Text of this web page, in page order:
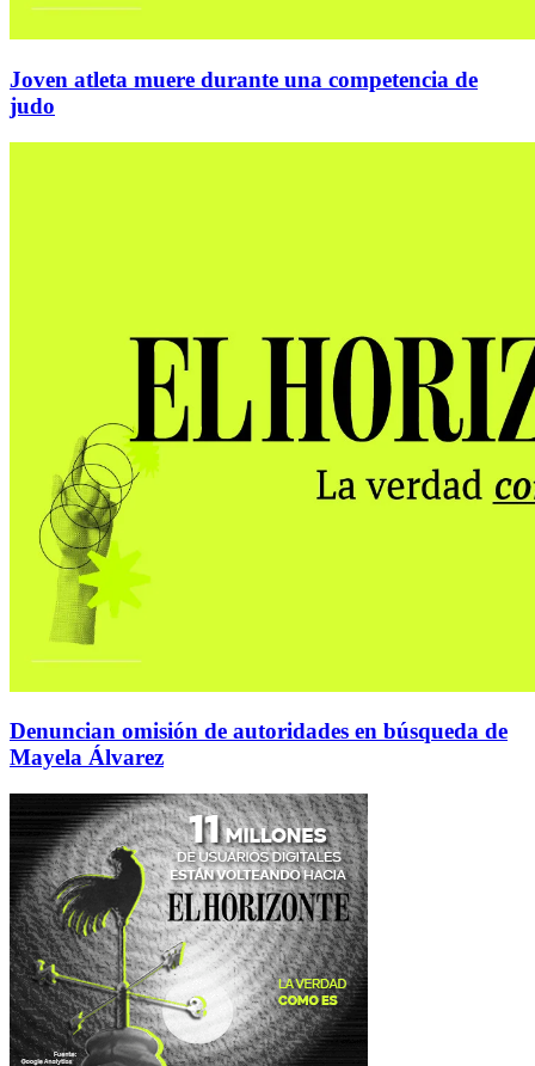
Joven atleta muere durante una competencia de
judo
Denuncian omisión de autoridades en búsqueda de
Mayela Álvarez